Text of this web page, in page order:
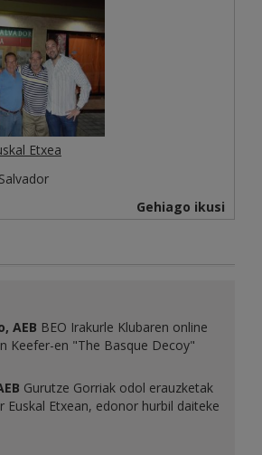
Etxea
Gehiago ikusi
AEB BEO Irakurle Klubaren online
Keefer-en "The Basque Decoy"
Gurutze Gorriak odol erauzketak
Euskal Etxean, edonor hurbil daiteke